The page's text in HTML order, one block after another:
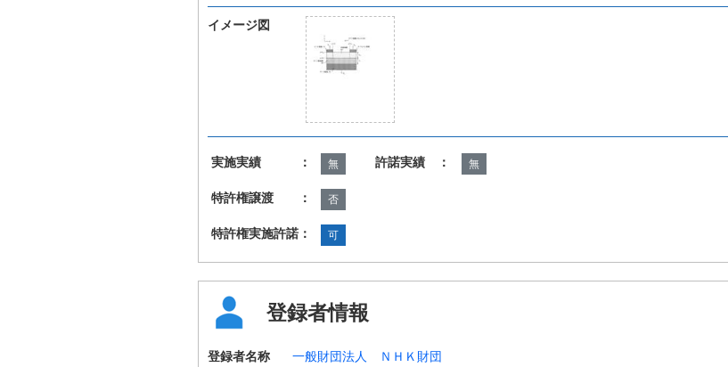
イメージ図
実施実績 ： 無 許諾実績 ： 無
特許権譲渡 ： 否
特許権実施許諾： 可
登録者情報
登録者名称 一般財団法人 ＮＨＫ財団